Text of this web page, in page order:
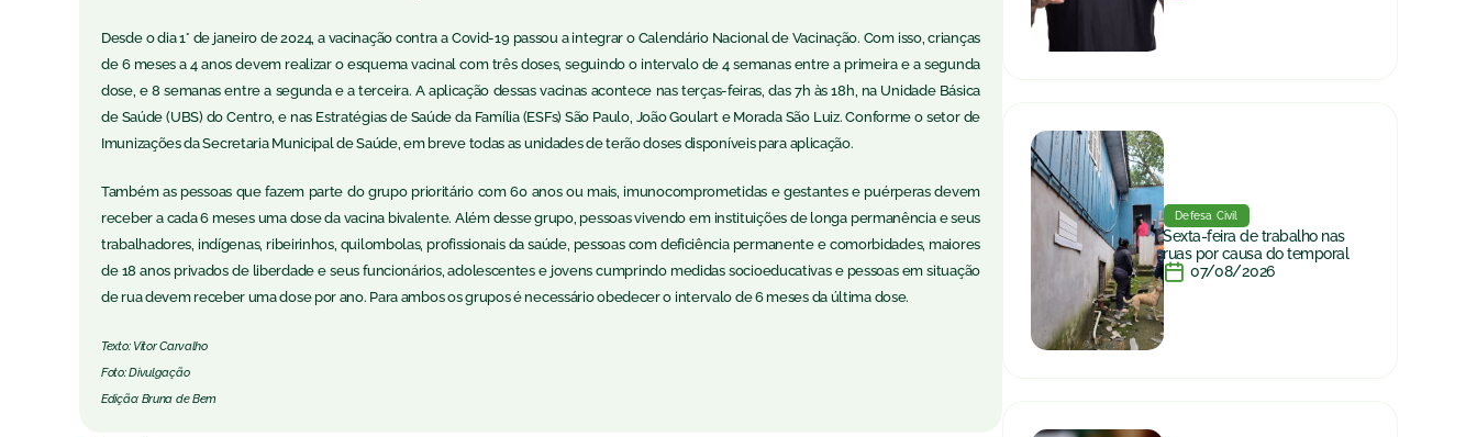
Desde o dia 1° de janeiro de 2024, a vacinação contra a Covid-19 passou a integrar o Calendário Nacional de Vacinação. Com isso, crianças
de 6 meses a 4 anos devem realizar o esquema vacinal com três doses, seguindo o intervalo de 4 semanas entre a primeira e a segunda
dose, e 8 semanas entre a segunda e a terceira. A aplicação dessas vacinas acontece nas terças-feiras, das 7h às 18h, na Unidade Básica
de Saúde (UBS) do Centro, e nas Estratégias de Saúde da Família (ESFs) São Paulo, João Goulart e Morada São Luiz. Conforme o setor de
Imunizações da Secretaria Municipal de Saúde, em breve todas as unidades de terão doses disponíveis para aplicação.
Também as pessoas que fazem parte do grupo prioritário com 60 anos ou mais, imunocomprometidas e gestantes e puérperas devem
receber a cada 6 meses uma dose da vacina bivalente. Além desse grupo, pessoas vivendo em instituições de longa permanência e seus
trabalhadores, indígenas, ribeirinhos, quilombolas, profissionais da saúde, pessoas com deficiência permanente e comorbidades, maiores
de 18 anos privados de liberdade e seus funcionários, adolescentes e jovens cumprindo medidas socioeducativas e pessoas em situação
de rua devem receber uma dose por ano. Para ambos os grupos é necessário obedecer o intervalo de 6 meses da última dose.
Texto: Vitor Carvalho
Foto: Divulgação
Edição: Bruna de Bem
Defesa Civil
Sexta-feira de trabalho nas
ruas por causa do temporal
07/08/2026